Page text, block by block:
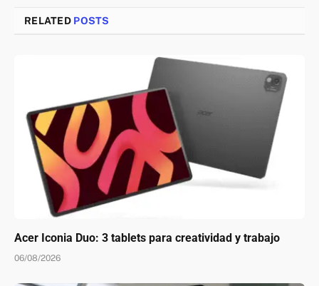
RELATED POSTS
Acer Iconia Duo: 3 tablets para creatividad y trabajo
06/08/2026